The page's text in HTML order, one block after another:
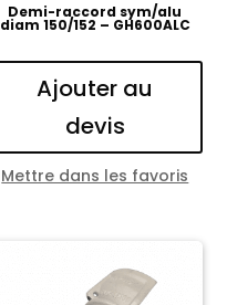
Demi-raccord sym/alu
diam 150/152 – GH600ALC
Ajouter au
devis
Mettre dans les favoris